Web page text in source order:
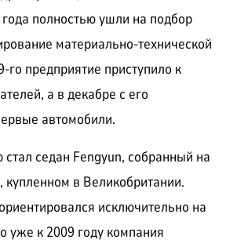
полностью ушли на подбор
материально-технической
предприятие приступило к
а в декабре с его
автомобили.
седан Fengyun, собранный на
купленном в Великобритании.
исключительно на
уже к 2009 году компания